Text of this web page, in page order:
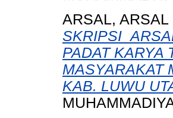
ARSAL, ARSAL
PADAT KARYA
MASYARAKAT
KAB. LUWU